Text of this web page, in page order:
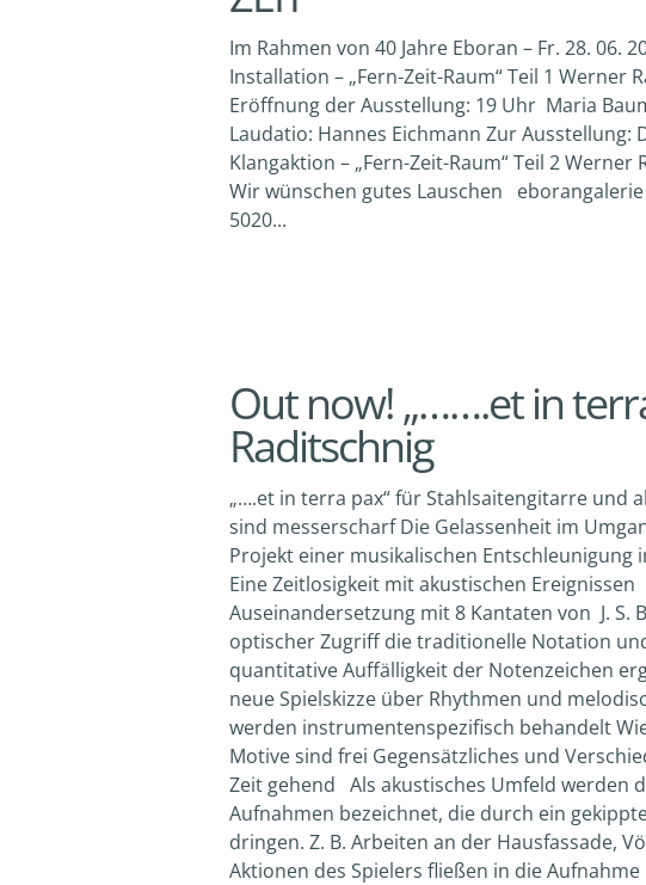
Im Rahmen von 40 Jahre Eboran – Fr. 28. 06.
Installation – „Fern-Zeit-Raum“ Teil 1 Werner
Eröffnung der Ausstellung: 19 Uhr Maria
Laudatio: Hannes Eichmann Zur
Klangaktion – „Fern-Zeit-Raum“ Teil 2
Wir wünschen gutes Lauschen
5020...
Out now! „…….et in
Raditschnig
„….et in terra pax“ für Stahlsaitengitarre und
sind messerscharf Die Gelassenheit im
Projekt einer musikalischen Entschleunigung
Eine Zeitlosigkeit mit akustischen
Auseinandersetzung mit 8 Kantaten von J. S.
optischer Zugriff die traditionelle Notation
quantitative Auffälligkeit der Notenzeichen
neue Spielskizze über Rhythmen und
werden instrumentenspezifisch behandelt
Motive sind frei Gegensätzliches und
Zeit gehend Als akustisches Umfeld werden
Aufnahmen bezeichnet, die durch ein
dringen. Z. B. Arbeiten an der Hausfassade,
Aktionen des Spielers fließen in die